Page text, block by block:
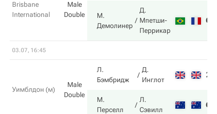
Brisbane
International
Male
Double
М.
Демолинер
Д.
Мпетши-
Перрикар
6
03.07, 16:45
Уимблдон (м)
Male
Double
Л.
Бэмбридж
Д.
Инглот
2
М.
Перселл
Л.
Сэвилл
6